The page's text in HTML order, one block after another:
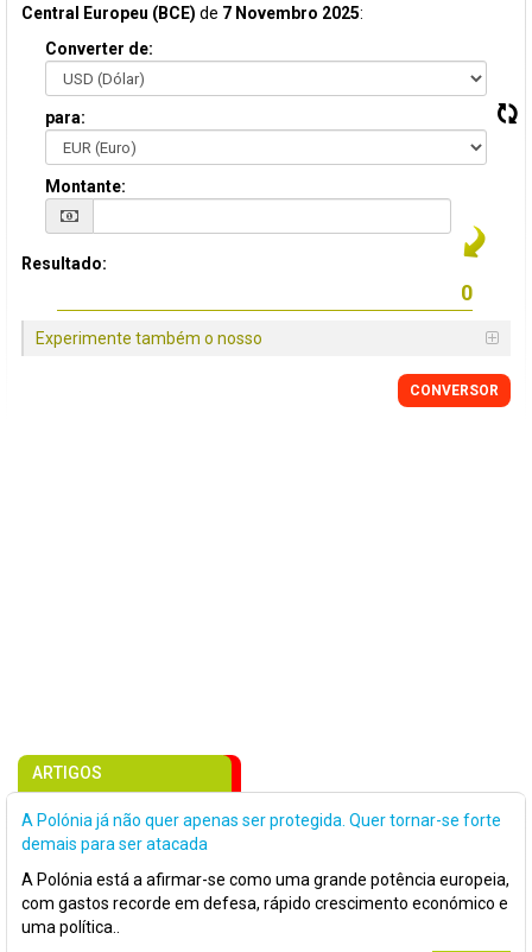
Central Europeu (BCE) de 7 Novembro 2025:
Converter de:
para:
Montante:
Resultado:
Experimente também o nosso
CONVERSOR
ARTIGOS
A Polónia já não quer apenas ser protegida. Quer tornar-se forte
demais para ser atacada
A Polónia está a afirmar-se como uma grande potência europeia,
com gastos recorde em defesa, rápido crescimento económico e
uma política..